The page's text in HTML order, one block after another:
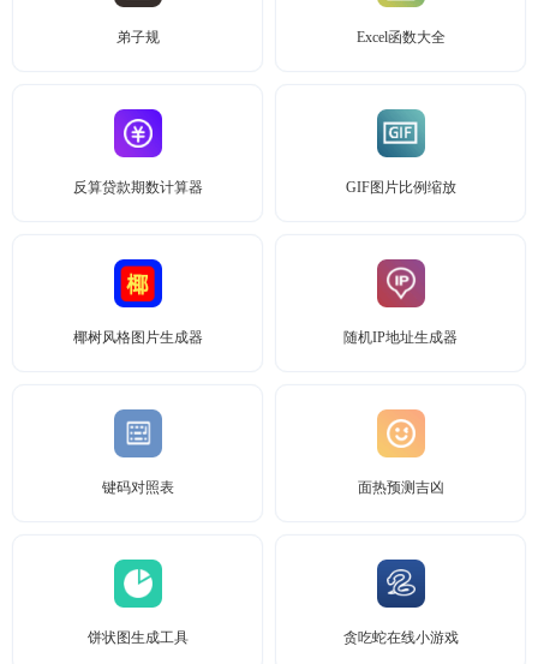
弟子规 Excel函数大全
反算贷款期数计算器 GIF图片比例缩放
椰树风格图片生成器 随机IP地址生成器
键码对照表 面热预测吉凶
饼状图生成工具 贪吃蛇在线小游戏